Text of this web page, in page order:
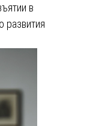
в
развития